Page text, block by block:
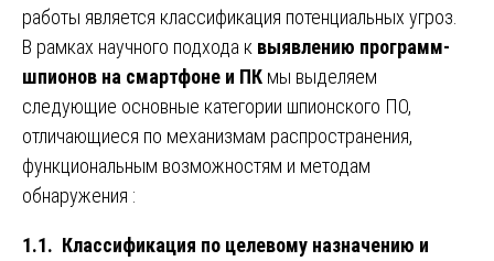
работы является классификация потенциальных угроз.
В рамках научного подхода к выявлению программ-
шпионов на смартфоне и ПК мы выделяем
следующие основные категории шпионского ПО,
отличающиеся по механизмам распространения,
функциональным возможностям и методам
обнаружения :
1.1. Классификация по целевому назначению и